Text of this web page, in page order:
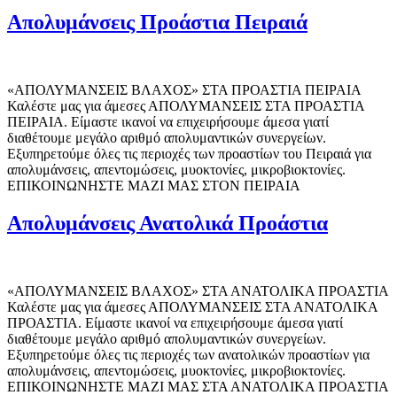
Απολυμάνσεις Προάστια Πειραιά
«ΑΠΟΛΥΜΑΝΣΕΙΣ ΒΛΑΧΟΣ» ΣΤΑ ΠΡΟΑΣΤΙΑ ΠΕΙΡΑΙΑ
Καλέστε μας για άμεσες ΑΠΟΛΥΜΑΝΣΕΙΣ ΣΤΑ ΠΡΟΑΣΤΙΑ
ΠΕΙΡΑΙΑ. Είμαστε ικανοί να επιχειρήσουμε άμεσα γιατί
διαθέτουμε μεγάλο αριθμό απολυμαντικών συνεργείων.
Εξυπηρετούμε όλες τις περιοχές των προαστίων του Πειραιά για
απολυμάνσεις, απεντομώσεις, μυοκτονίες, μικροβιοκτονίες.
ΕΠΙΚΟΙΝΩΝΗΣΤΕ ΜΑΖΙ ΜΑΣ ΣΤΟΝ ΠΕΙΡΑΙΑ
Απολυμάνσεις Ανατολικά Προάστια
«ΑΠΟΛΥΜΑΝΣΕΙΣ ΒΛΑΧΟΣ» ΣΤΑ ΑΝΑΤΟΛΙΚΑ ΠΡΟΑΣΤΙΑ
Καλέστε μας για άμεσες ΑΠΟΛΥΜΑΝΣΕΙΣ ΣΤΑ ΑΝΑΤΟΛΙΚΑ
ΠΡΟΑΣΤΙΑ. Είμαστε ικανοί να επιχειρήσουμε άμεσα γιατί
διαθέτουμε μεγάλο αριθμό απολυμαντικών συνεργείων.
Εξυπηρετούμε όλες τις περιοχές των ανατολικών προαστίων για
απολυμάνσεις, απεντομώσεις, μυοκτονίες, μικροβιοκτονίες.
ΕΠΙΚΟΙΝΩΝΗΣΤΕ ΜΑΖΙ ΜΑΣ ΣΤΑ ΑΝΑΤΟΛΙΚΑ ΠΡΟΑΣΤΙΑ